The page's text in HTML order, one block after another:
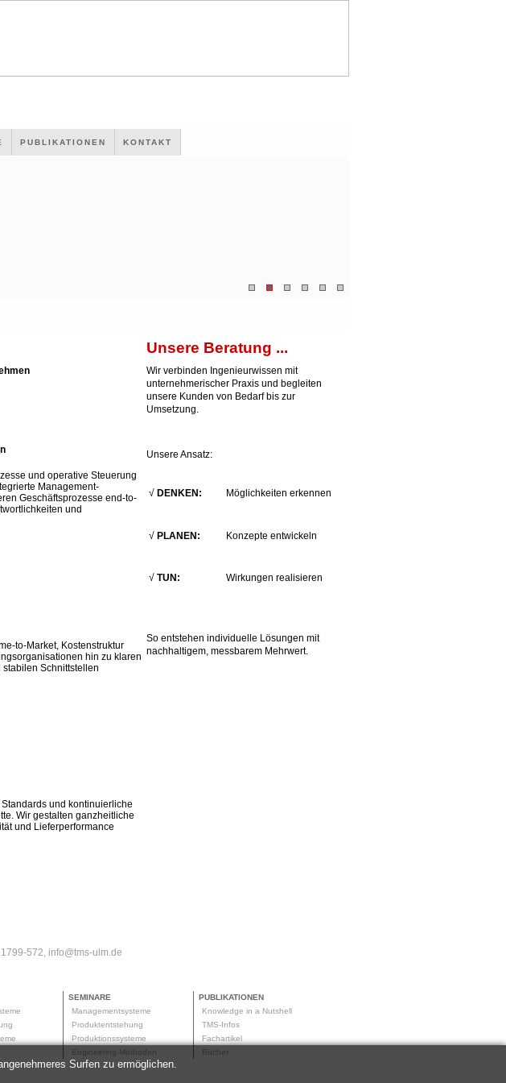
PUBLIKATIONEN KONTAKT
und operative Steuerung
Management-
Geschäftsprozesse end-to-
und
to-Market, Kostenstruktur
hin zu klaren
Schnittstellen
und kontinuierliche
Wir gestalten ganzheitliche
und Lieferperformance
Unsere Beratung ...
Wir verbinden Ingenieurwissen mit
unternehmerischer Praxis und begleiten
unsere Kunden von Bedarf bis zur
Umsetzung.
Unsere Ansatz:
√ DENKEN: Möglichkeiten erkennen
√ PLANEN: Konzepte entwickeln
√ TUN: Wirkungen realisieren
So entstehen individuelle Lösungen mit
nachhaltigem, messbarem Mehrwert.
572, info@tms-ulm.de
SEMINARE
Managementsysteme
Produktentstehung
Produktionssysteme
Engineering-Methoden
PUBLIKATIONEN
Knowledge in a Nutshell
TMS-Infos
Fachartikel
Bücher
Surfen zu ermöglichen.